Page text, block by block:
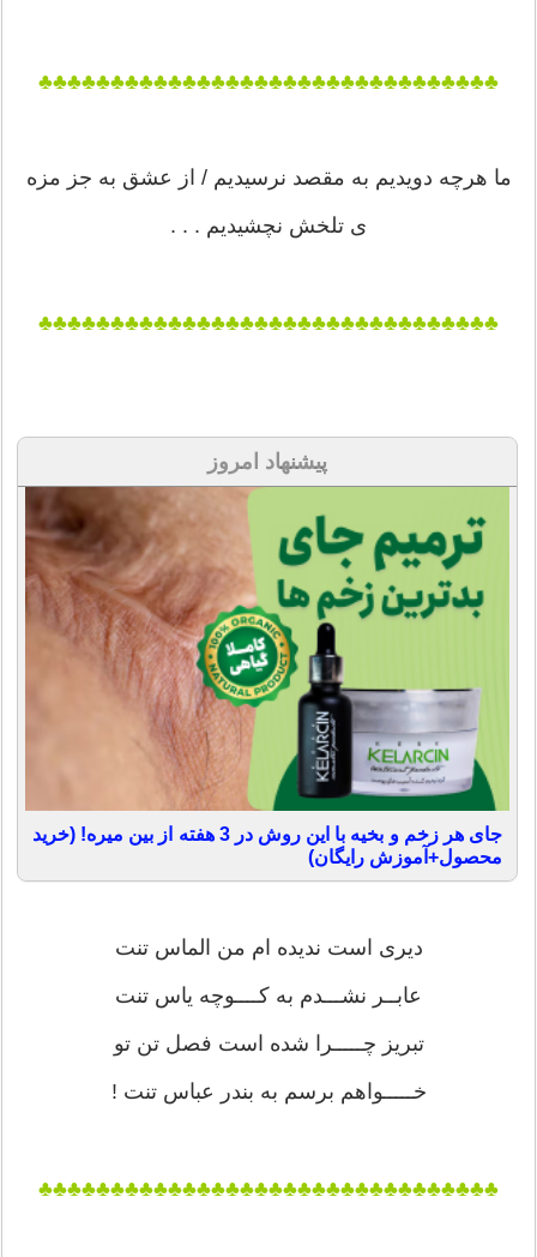
♣♣♣♣♣♣♣♣♣♣♣♣♣♣♣♣♣♣♣♣♣♣♣♣♣♣♣♣♣♣♣♣
ما هرچه دویدیم به مقصد نرسیدیم / از عشق به جز مزه
ی تلخش نچشیدیم . . .
♣♣♣♣♣♣♣♣♣♣♣♣♣♣♣♣♣♣♣♣♣♣♣♣♣♣♣♣♣♣♣♣
پیشنهاد امروز
جای هر زخم و بخیه با این روش در 3 هفته از بین میره! (خرید
محصول+آموزش رایگان)
دیری است ندیده ام من الماس تنت
عابــر نشـــدم به کــــوچه یاس تنت
تبریز چـــــرا شده است فصل تن تو
خـــــواهم برسم به بندر عباس تنت !
♣♣♣♣♣♣♣♣♣♣♣♣♣♣♣♣♣♣♣♣♣♣♣♣♣♣♣♣♣♣♣♣